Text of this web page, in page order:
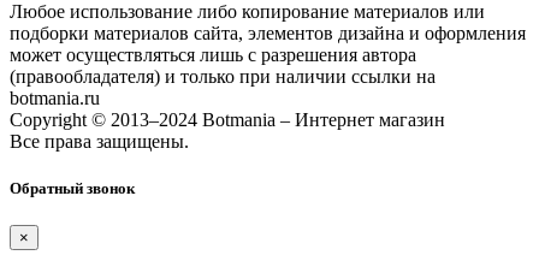
Любое использование либо копирование материалов или
подборки материалов сайта, элементов дизайна и оформления
может осуществляться лишь с разрешения автора
(правообладателя) и только при наличии ссылки на
botmania.ru
Copyright © 2013–2024 Botmania – Интернет магазин
Все права защищены.
Обратный звонок
×